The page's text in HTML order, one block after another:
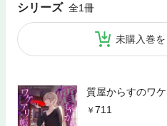
シリーズ 全1冊
未購入巻
質屋からすのワ
711